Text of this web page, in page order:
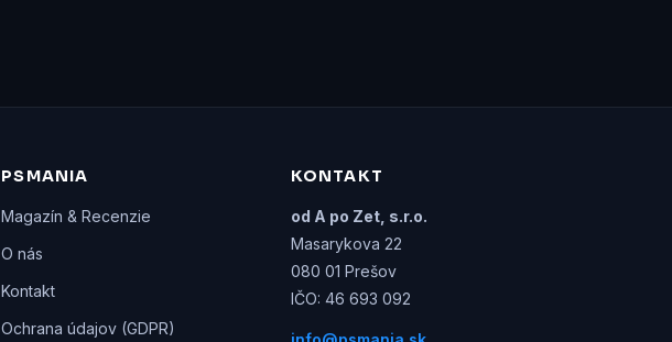
PSMANIA
Magazín & Recenzie
O nás
Kontakt
Ochrana údajov (GDPR)
KONTAKT
od A po Zet, s.r.o.
Masarykova 22
080 01 Prešov
IČO: 46 693 092